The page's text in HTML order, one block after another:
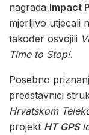
nagrada Impact
mjerljivo utjecali
također osvojili
Time to Stop!.
Posebno
predstavnici
Hrvatskom
projekt HT GPS